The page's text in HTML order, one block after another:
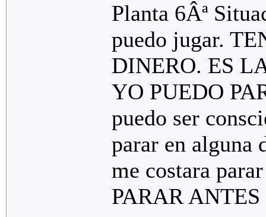
Planta 6Âª
puedo jugar.
DINERO. ES
YO PUEDO
puedo ser
parar en alguna
me costara
PARAR